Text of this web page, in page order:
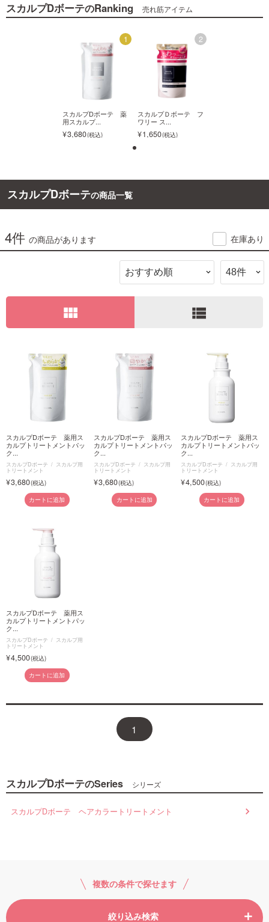
スカルプDボーテのRanking 売れ筋アイテム
1
スカルプDボーテ 薬
用スカルプ...
3,680
2
スカルプＤボーテ フ
ワリー ス...
1,650
スカルプDボーテの商品一覧
4件 の商品があります 在庫あり
view_module view_list
スカルプDボーテ 薬用ス
カルプトリートメントパッ
ク...
スカルプDボーテ スカルプ用
トリートメント
3,680
カートに追加
スカルプDボーテ 薬用ス
カルプトリートメントパッ
ク...
スカルプDボーテ スカルプ用
トリートメント
3,680
カートに追加
スカルプDボーテ 薬用ス
カルプトリートメントパッ
ク...
スカルプDボーテ スカルプ用
トリートメント
4,500
カートに追加
スカルプDボーテ 薬用ス
カルプトリートメントパッ
ク...
スカルプDボーテ スカルプ用
トリートメント
4,500
カートに追加
1
スカルプDボーテのSeries シリーズ
スカルプDボーテ ヘアカラートリートメント
複数の条件で探せます
絞り込み検索